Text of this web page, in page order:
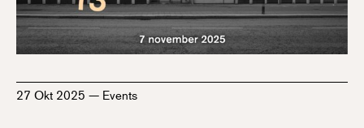
27 Okt 2025 — Events